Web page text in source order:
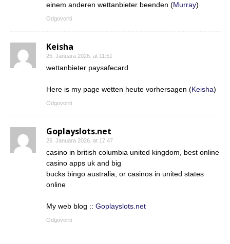
einem anderen wettanbieter beenden (Murray)
Odgovoriti
Keisha
25. Januara 2026. at 11:51
wettanbieter paysafecard
Here is my page wetten heute vorhersagen (Keisha)
Odgovoriti
Goplayslots.net
26. Januara 2026. at 17:47
casino in british columbia united kingdom, best online
casino apps uk and big
bucks bingo australia, or casinos in united states
online
My web blog :: Goplayslots.net
Odgovoriti